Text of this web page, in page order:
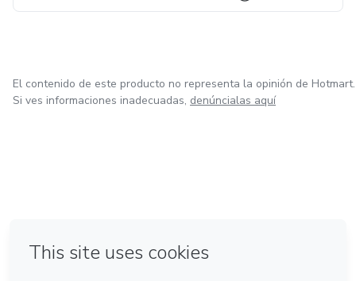
El contenido de este producto no representa la opinión de Hotmart.
Si ves informaciones inadecuadas, denúncialas aquí
Hecho con❤ en Ciudad de México